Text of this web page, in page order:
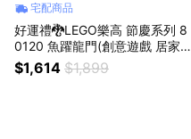
宅配商品
好運禮🐉LEGO樂高 節慶系列 8
0120 魚躍龍門(創意遊戲 居家擺
設)
$1,614 $1,899